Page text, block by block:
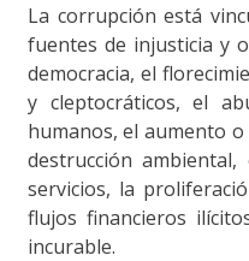
La corrupción está
fuentes de injusticia y
democracia, el
y cleptocráticos, el
humanos, el aumento
destrucción
servicios, la
flujos financieros
incurable.